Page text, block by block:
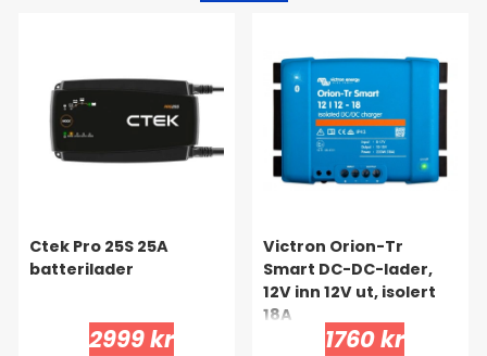
Ctek Pro 25S 25A
batterilader
2999 kr
Victron Orion-Tr
Smart DC-DC-lader,
12V inn 12V ut, isolert
18A
1760 kr